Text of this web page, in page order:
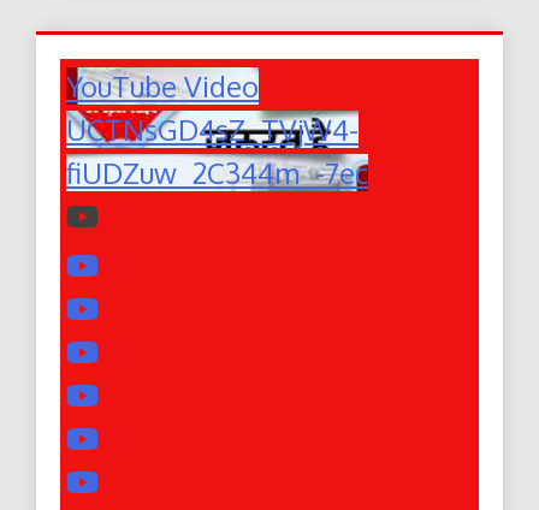
YouTube Video
UCTNsGD4sZ_TVjW4-
fiUDZuw_2C344m_-7ec